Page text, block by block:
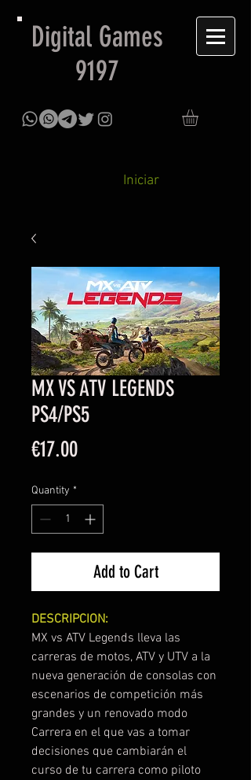
Digital Games
9197
Iniciar
MX VS ATV LEGENDS
PS4/PS5
€17.00Price
Quantity *
Add to Cart
DESCRIPCION:
MX vs ATV Legends lleva las
carreras de motos, ATV y UTV a la
nueva generación de consolas con
escenarios de competición más
grandes y un renovado modo
Carrera en el que vas a tomar
decisiones que cambiarán el
curso de tu carrera como piloto